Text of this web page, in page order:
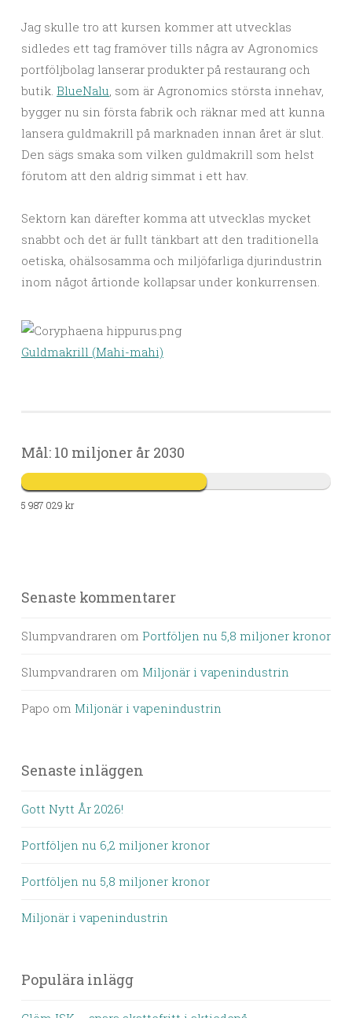
Jag skulle tro att kursen kommer att utvecklas
sidledes ett tag framöver tills några av Agronomics
portföljbolag lanserar produkter på restaurang och
butik. BlueNalu, som är Agronomics största innehav,
bygger nu sin första fabrik och räknar med att kunna
lansera guldmakrill på marknaden innan året är slut.
Den sägs smaka som vilken guldmakrill som helst
förutom att den aldrig simmat i ett hav.
Sektorn kan därefter komma att utvecklas mycket
snabbt och det är fullt tänkbart att den traditionella
oetiska, ohälsosamma och miljöfarliga djurindustrin
inom något årtionde kollapsar under konkurrensen.
Guldmakrill (Mahi-mahi)
Mål: 10 miljoner år 2030
5 987 029 kr
Senaste kommentarer
Slumpvandraren om Portföljen nu 5,8 miljoner kronor
Slumpvandraren om Miljonär i vapenindustrin
Papo om Miljonär i vapenindustrin
Senaste inläggen
Gott Nytt År 2026!
Portföljen nu 6,2 miljoner kronor
Portföljen nu 5,8 miljoner kronor
Miljonär i vapenindustrin
Populära inlägg